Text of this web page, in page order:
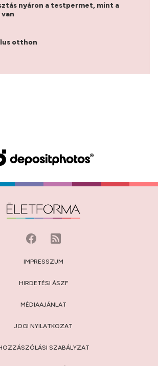
nyáron a testpermet, mint a
otthon
IMPRESSZUM
HIRDETÉSI ÁSZF
MÉDIAAJÁNLAT
JOGI NYILATKOZAT
SZABÁLYZAT